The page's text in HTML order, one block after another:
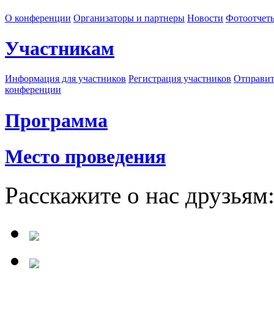
О конференции Организаторы и партнеры Новости
Участникам
Информация для участников Регистрация участников
конференции
Программа
Место проведения
Расскажите о нас друзьям: